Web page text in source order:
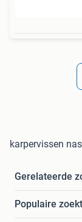
karpervissen
Gerelateerde
Populaire